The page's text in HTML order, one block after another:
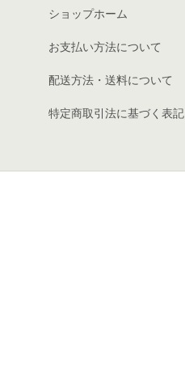
ショップホーム
お支払い方法について
配送方法・送料について
特定商取引法に基づく表記